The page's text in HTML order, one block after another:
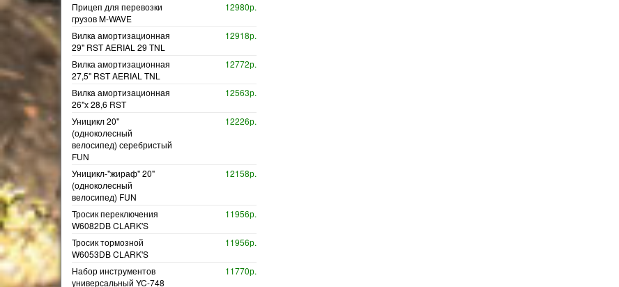
Прицеп для перевозки
грузов M-WAVE
12980р.
Вилка амортизационная
29" RST AERIAL 29 TNL
12918р.
Вилка амортизационная
27,5" RST AERIAL TNL
12772р.
Вилка амортизационная
26"х 28,6 RST
12563р.
Уницикл 20"
(одноколесный
велосипед) серебристый
FUN
12226р.
Уницикл-"жираф" 20"
(одноколесный
велосипед) FUN
12158р.
Тросик переключения
W6082DB CLARK'S
11956р.
Тросик тормозной
W6053DB CLARK'S
11956р.
Набор инструментов
универсальный YC-748
11770р.